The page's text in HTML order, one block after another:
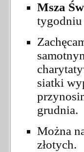
Msza
siatki
grudnia.
Można
złotych.